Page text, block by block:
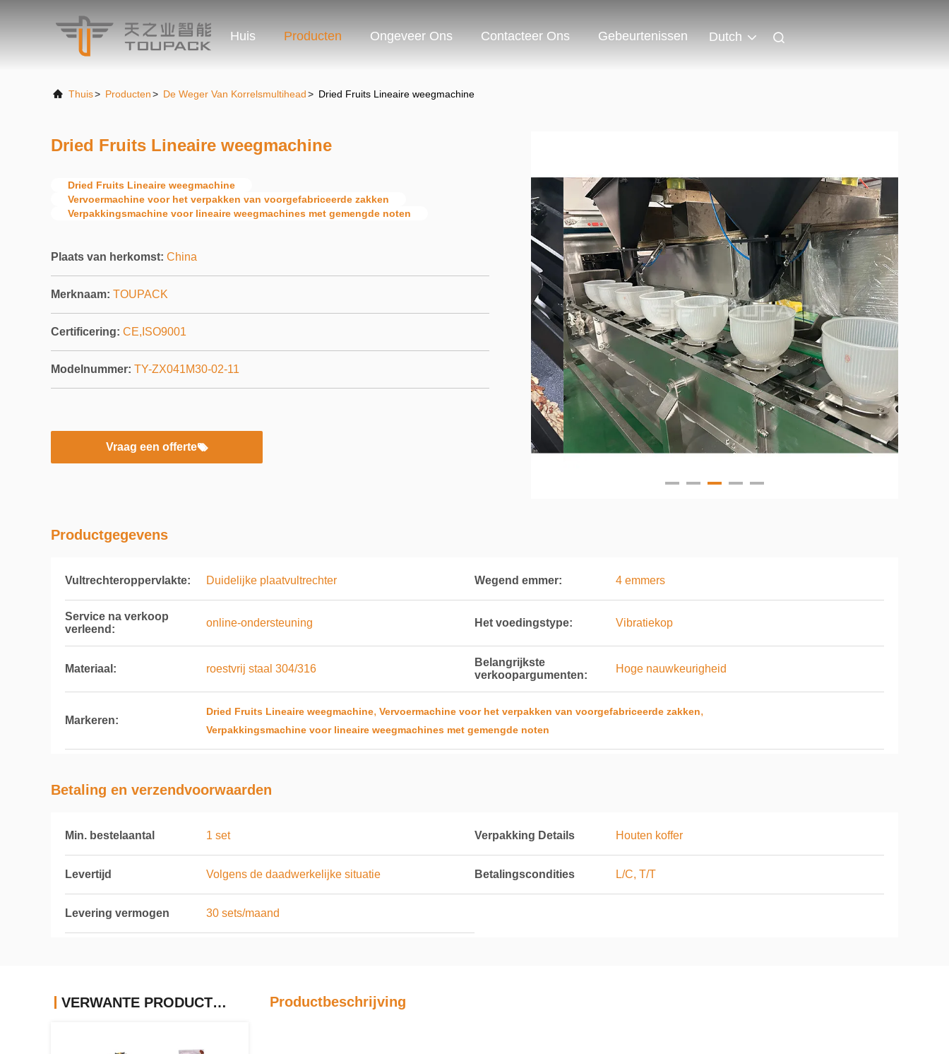
Huis Producten Ongeveer Ons Contacteer Ons Gebeurtenissen Dutch
Thuis> Producten> De Weger Van Korrelsmultihead> Dried Fruits Lineaire weegmachine
Dried Fruits Lineaire weegmachine
Dried Fruits Lineaire weegmachine
Vervoermachine voor het verpakken van voorgefabriceerde zakken
Verpakkingsmachine voor lineaire weegmachines met gemengde noten
Plaats van herkomst: China
Merknaam: TOUPACK
Certificering: CE,ISO9001
Modelnummer: TY-ZX041M30-02-11
Vraag een offerte
Productgegevens
Vultrechteroppervlakte: Duidelijke plaatvultrechter Wegend emmer: 4 emmers
Service na verkoop
verleend:
online-ondersteuning Het voedingstype: Vibratiekop
Materiaal: roestvrij staal 304/316
Belangrijkste
verkoopargumenten:
Hoge nauwkeurigheid
Markeren:
Dried Fruits Lineaire weegmachine, Vervoermachine voor het verpakken van voorgefabriceerde zakken,
Verpakkingsmachine voor lineaire weegmachines met gemengde noten
Betaling en verzendvoorwaarden
Min. bestelaantal 1 set Verpakking Details Houten koffer
Levertijd Volgens de daadwerkelijke situatie Betalingscondities L/C, T/T
Levering vermogen 30 sets/maand
VERWANTE PRODUCTEN Productbeschrijving